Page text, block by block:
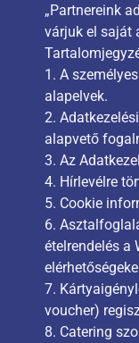
„Partnereink
várjuk el saját
1. A
alapelvek.
2.
alapvető
3. Az
4. Hírlevélre
5. Cookie
6.
ételrendelés a
7.
voucher)
8. Catering